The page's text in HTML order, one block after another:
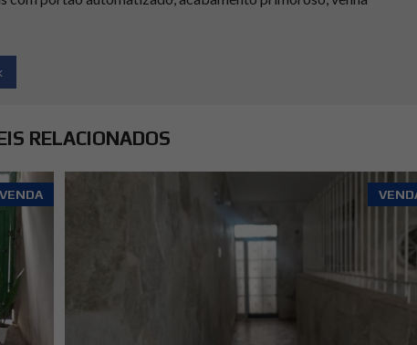
RELACIONADOS
VENDA